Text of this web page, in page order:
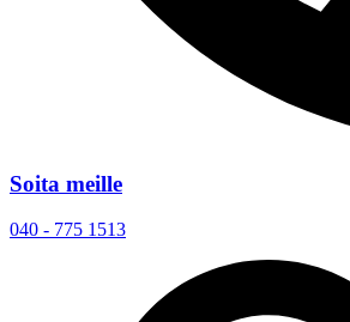
Soita meille
040 - 775 1513